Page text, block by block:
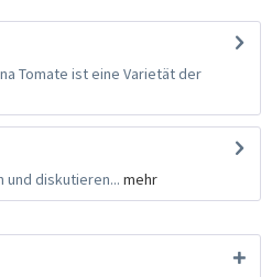
Tomate ist eine Varietät der
und diskutieren... mehr